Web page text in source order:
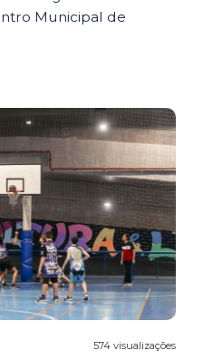
Municipal de
574 visualizações